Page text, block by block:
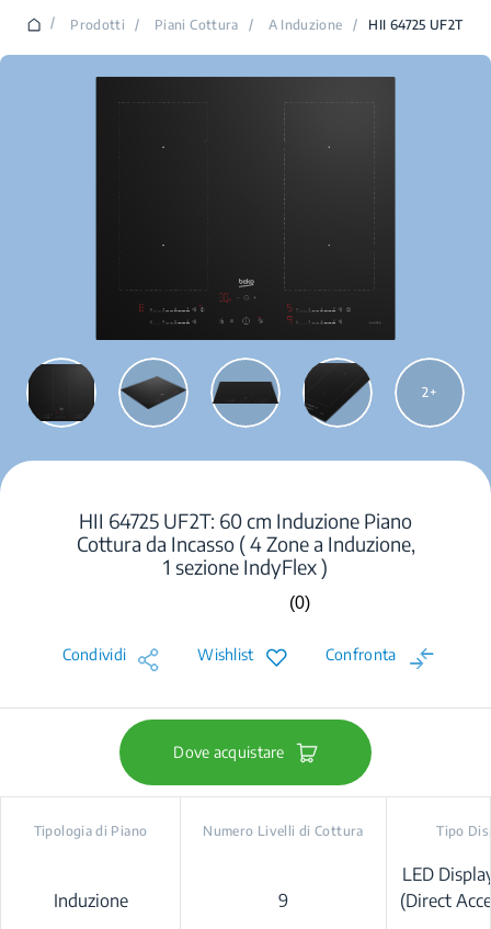
/ Prodotti / Piani Cottura / A Induzione / HII 64725 UF2T
2
HII 64725 UF2T: 60 cm Induzione Piano
Cottura da Incasso ( 4 Zone a Induzione,
1 sezione IndyFlex )
Nessuna
Stesso
(0)
Condividi Wishlist Confronta
Dove acquistare
Tipologia di Piano
Induzione
Numero Livelli di Cottura
9
Tipo
LED
(Direct